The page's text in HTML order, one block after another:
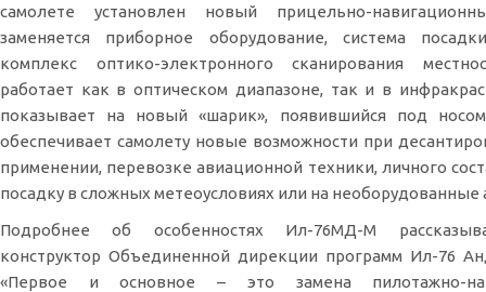
самолете установлен новый прицельно-
заменяется приборное оборудование, система
комплекс оптико-электронного сканирования
работает как в оптическом диапазоне, так и в
показывает на новый «шарик», появившийся под
обеспечивает самолету новые возможности при
применении, перевозке авиационной техники, личного
посадку в сложных метеоусловиях или на
Подробнее об особенностях Ил-76МД-М
конструктор Объединенной дирекции программ Ил-76
«Первое и основное – это замена пилотажно-